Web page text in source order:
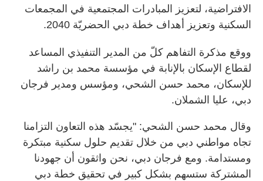
الافتراضية، لتعزيز المبادرات المجتمعية في المجمعات
السكنية وتعزيز أهداف خطة دبي الحضريّة 2040.
ووقع مذكرة التفاهم كلّ من المدير التنفيذي المساعد
لقطاع الإسكان بالإنابة في مؤسسة محمد بن راشد
للإسكان، محمد حسن الشحي، ومؤسس ومدير فرجان
دبي، عليا الشملان.
وقال محمد حسن الشحي: "يجسّد هذه التعاون التزامنا
تجاه مواطني دبي من خلال تقديم حلول سكنية مبتكرة
ومستدامة. ومع فرجان دبي، نحن واثقون أن جهودنا
المشتركة ستسهم بشكل كبير في تحقيق خطة دبي